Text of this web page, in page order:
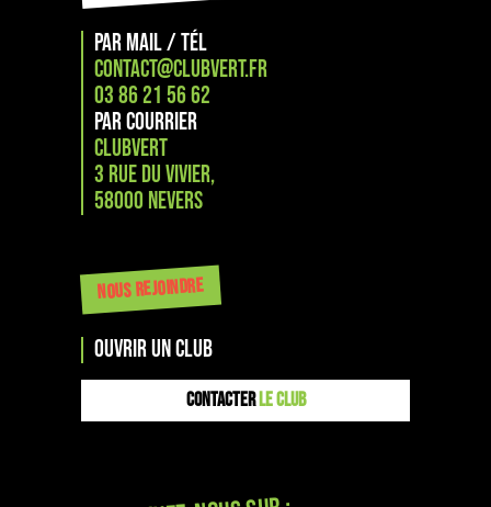
PAR MAIL / TÉL
CONTACT@CLUBVERT.FR
03 86 21 56 62
PAR COURRIER
CLUBVERT
3 RUE DU VIVIER,
58000 NEVERS
NOUS REJOINDRE
OUVRIR UN CLUB
CONTACTERLE CLUB